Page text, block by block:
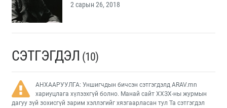
2 сарын 26, 2018
СЭТГЭГДЭЛ (10)
АНХААРУУЛГА: Уншигчдын бичсэн сэтгэгдэлд ARAV.mn
хариуцлага хүлээхгүй болно. Манай сайт ХХЗХ-ны журмын
дагуу зүй зохисгүй зарим хэллэгийг хязгаарласан тул Та сэтгэгдэл